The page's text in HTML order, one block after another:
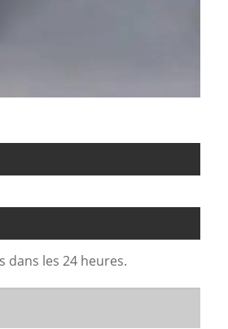
dans les 24 heures.